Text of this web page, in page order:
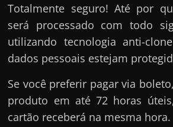
Totalmente seguro! Até por
será processado com todo
utilizando tecnologia anti-
dados pessoais estejam
Se você preferir pagar via
produto em até 72 horas
cartão receberá na mesma hora.